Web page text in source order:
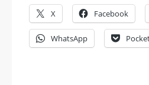
X Facebook
WhatsApp